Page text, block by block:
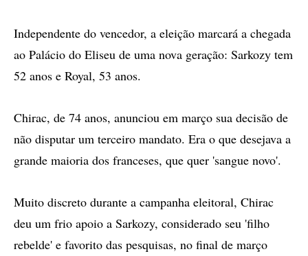
Independente do vencedor, a eleição marcará a chegada
ao Palácio do Eliseu de uma nova geração: Sarkozy tem
52 anos e Royal, 53 anos.
Chirac, de 74 anos, anunciou em março sua decisão de
não disputar um terceiro mandato. Era o que desejava a
grande maioria dos franceses, que quer 'sangue novo'.
Muito discreto durante a campanha eleitoral, Chirac
deu um frio apoio a Sarkozy, considerado seu 'filho
rebelde' e favorito das pesquisas, no final de março